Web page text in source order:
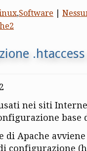
,Software
nei siti
base
di Apache
configurazione